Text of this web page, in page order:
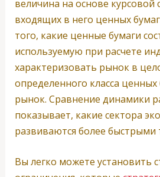
величина на основе курсовой
входящих в него ценных
того, какие ценные бумаги
используемую при расчете
характеризовать рынок в
определенного класса ценных
рынок. Сравнение динамики
показывает, какие сектора
развиваются более быстрыми
Вы легко можете установить